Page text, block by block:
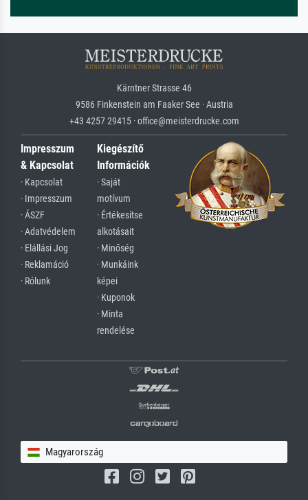
Kärntner Strasse 46
9586 Finkenstein am Faaker See · Austria
+43 4257 29415 · office@meisterdrucke.com
Impresszum
& Kapcsolat
· Kapcsolat
· Impresszum
· ÁSZF
· Adatvédelem
· Elállási Jog
· Reklamáció
· Rólunk
Kiegészítő
Információk
· Saját
motívum
· Értékesítse
alkotásait
· Minőség
· Munkáink
képei
· Kuponok
· Minta
rendelése
Magyarország